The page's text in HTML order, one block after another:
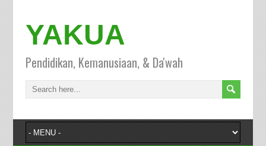
YAKUA
Pendidikan, Kemanusiaan, & Da'wah